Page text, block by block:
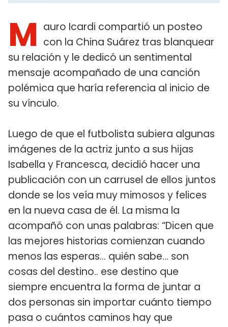
M auro Icardi compartió un posteo
con la China Suárez tras blanquear
su relación y le dedicó un sentimental
mensaje acompañado de una canción
polémica que haría referencia al inicio de
su vínculo.
Luego de que el futbolista subiera algunas
imágenes de la actriz junto a sus hijas
Isabella y Francesca, decidió hacer una
publicación con un carrusel de ellos juntos
donde se los veía muy mimosos y felices
en la nueva casa de él. La misma la
acompañó con unas palabras: “Dicen que
las mejores historias comienzan cuando
menos las esperas... quién sabe... son
cosas del destino.. ese destino que
siempre encuentra la forma de juntar a
dos personas sin importar cuánto tiempo
pasa o cuántos caminos hay que